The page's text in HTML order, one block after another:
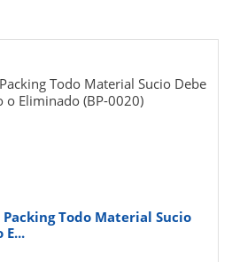
Todo Material Sucio
E...